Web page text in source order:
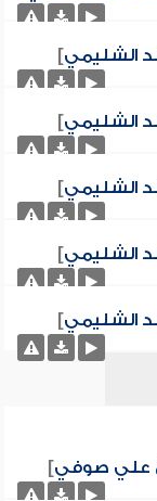
الشليمي]
الشليمي]
الشليمي]
الشليمي]
الشليمي]
علي صوفي]